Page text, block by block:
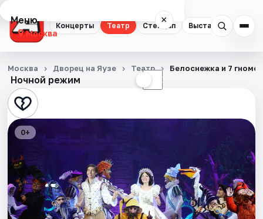
Концерты Театр Стендап Выставки
Меню ×
Москва
Концерты
Театр
Стендап
Выставки
Квесты
Экскурсии
Ночной режим ☾
Москва Дворец на Яузе Театр Белоснежка и 7
0+